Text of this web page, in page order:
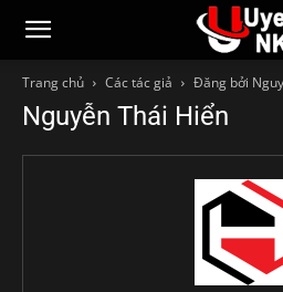
Trang chủ Các tác giả Đăng bởi
Nguyễn Thái Hiển